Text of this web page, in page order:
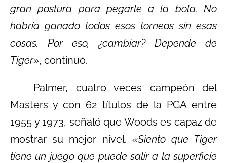
gran postura para pegarle a la bola. No
habría ganado todos esos torneos sin esas
cosas. Por eso, ¿cambiar? Depende de
Tiger», continuó.
Palmer, cuatro veces campeón del
Masters y con 62 títulos de la PGA entre
1955 y 1973, señaló que Woods es capaz de
mostrar su mejor nivel. «Siento que Tiger
tiene un juego que puede salir a la superficie